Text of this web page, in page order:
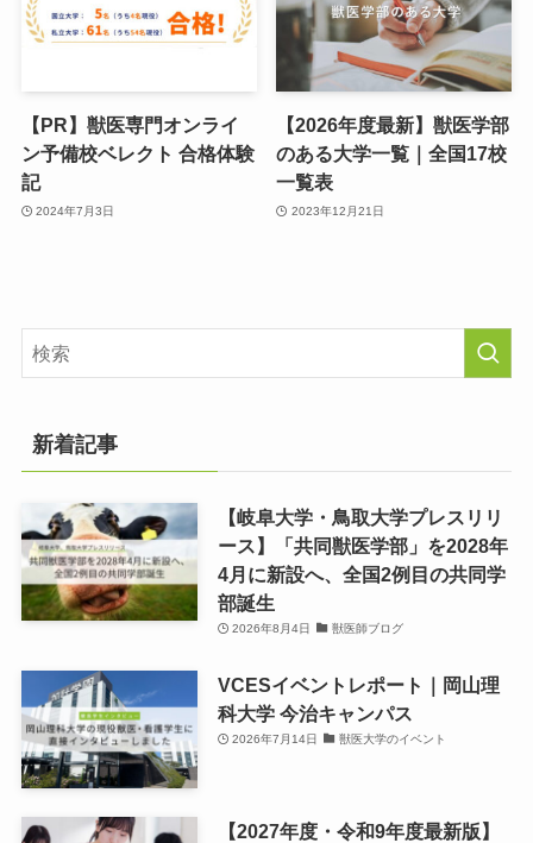
【PR】獣医専門オンライ
ン予備校ベレクト 合格体験
記
2024年7月3日
【2026年度最新】獣医学部
のある大学一覧｜全国17校
一覧表
2023年12月21日
新着記事
【岐阜大学・鳥取大学プレスリリ
ース】「共同獣医学部」を2028年
4月に新設へ、全国2例目の共同学
部誕生
2026年8月4日 獣医師ブログ
VCESイベントレポート｜岡山理
科大学 今治キャンパス
2026年7月14日 獣医大学のイベント
【2027年度・令和9年度最新版】